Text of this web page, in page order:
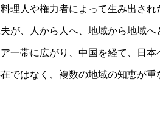
理人や権力者によって生み出され
が、人から人へ、地域から地域へ
一帯に広がり、中国を経て、日本
ではなく、複数の地域の知恵が重